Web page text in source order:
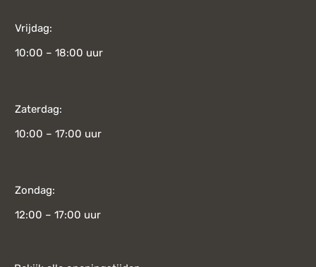
Vrijdag:
10:00 – 18:00 uur
Zaterdag:
10:00 – 17:00 uur
Zondag:
12:00 – 17:00 uur